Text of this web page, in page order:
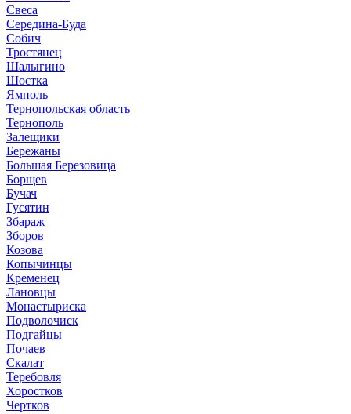
Свеса
Середина-Буда
Собич
Тростянец
Шалыгино
Шостка
Ямполь
Тернопольская область
Тернополь
Залещики
Бережаны
Большая Березовица
Борщев
Бучач
Гусятин
Збараж
Зборов
Козова
Копычинцы
Кременец
Лановцы
Монастыриска
Подволочиск
Подгайцы
Почаев
Скалат
Теребовля
Хоростков
Чертков